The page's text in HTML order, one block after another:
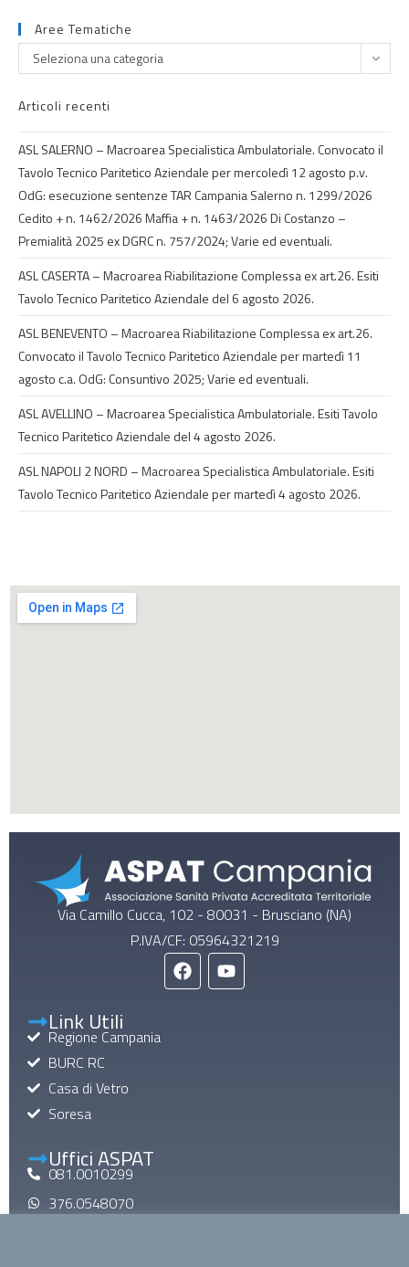
Aree Tematiche
Seleziona una categoria
Articoli recenti
ASL SALERNO – Macroarea Specialistica Ambulatoriale. Convocato il
Tavolo Tecnico Paritetico Aziendale per mercoledì 12 agosto p.v.
OdG: esecuzione sentenze TAR Campania Salerno n. 1299/2026
Cedito + n. 1462/2026 Maffia + n. 1463/2026 Di Costanzo –
Premialità 2025 ex DGRC n. 757/2024; Varie ed eventuali.
ASL CASERTA – Macroarea Riabilitazione Complessa ex art.26. Esiti
Tavolo Tecnico Paritetico Aziendale del 6 agosto 2026.
ASL BENEVENTO – Macroarea Riabilitazione Complessa ex art.26.
Convocato il Tavolo Tecnico Paritetico Aziendale per martedì 11
agosto c.a. OdG: Consuntivo 2025; Varie ed eventuali.
ASL AVELLINO – Macroarea Specialistica Ambulatoriale. Esiti Tavolo
Tecnico Paritetico Aziendale del 4 agosto 2026.
ASL NAPOLI 2 NORD – Macroarea Specialistica Ambulatoriale. Esiti
Tavolo Tecnico Paritetico Aziendale per martedì 4 agosto 2026.
Via Camillo Cucca, 102 - 80031 - Brusciano (NA)
P.IVA/CF: 05964321219
Link Utili
Regione Campania
BURC RC
Casa di Vetro
Soresa
Uffici ASPAT
081.0010299
376.0548070